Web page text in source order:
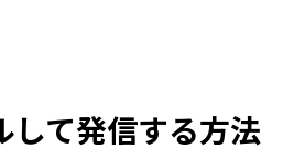
して発信する方法